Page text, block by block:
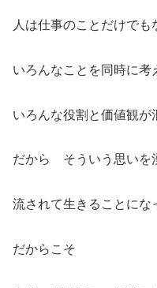
人は仕事のことだけで
いろんなことを同時に考
いろんな役割と価値観が
だから そういう思いを
流されて生きることにな
だからこそ